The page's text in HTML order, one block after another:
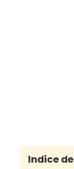
Indice